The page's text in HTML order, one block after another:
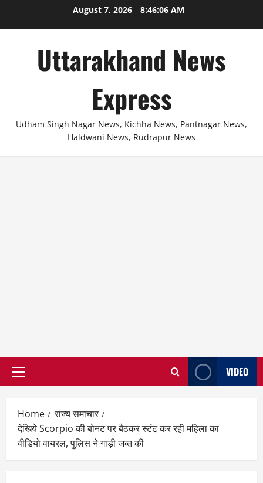
August 7, 2026 8:46:06 AM
Uttarakhand News
Express
Udham Singh Nagar News, Kichha News, Pantnagar News,
Haldwani News, Rudrapur News
Primary
VIDEO
Home
राज्य समाचार
देखिये Scorpio की बोनट पर बैठकर स्टंट कर रही महिला का
वीडियो वायरल, पुलिस ने गाड़ी जब्त की